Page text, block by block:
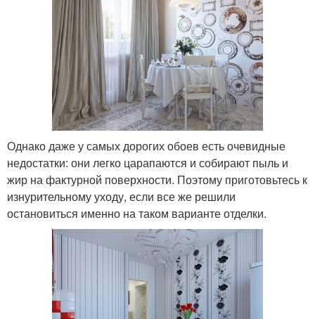
Однако даже у самых дорогих обоев есть очевидные
недостатки: они легко царапаются и собирают пыль и
жир на фактурной поверхности. Поэтому приготовьтесь к
изнурительному уходу, если все же решили
остановиться именно на таком варианте отделки.